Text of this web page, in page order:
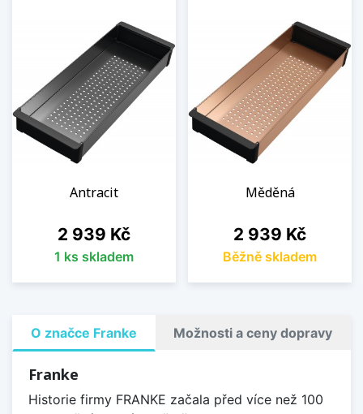
Antracit
Cena
2 939 Kč
1 ks skladem
Měděná
Cena
2 939 Kč
Běžně skladem
O značce Franke Možnosti a ceny dopravy
Franke
Historie firmy FRANKE začala před více než 100